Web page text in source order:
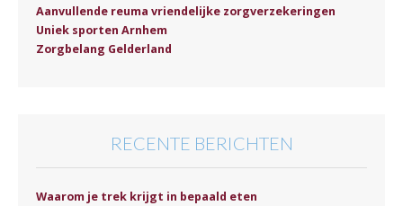
Aanvullende reuma vriendelijke zorgverzekeringen
Uniek sporten Arnhem
Zorgbelang Gelderland
RECENTE BERICHTEN
Waarom je trek krijgt in bepaald eten